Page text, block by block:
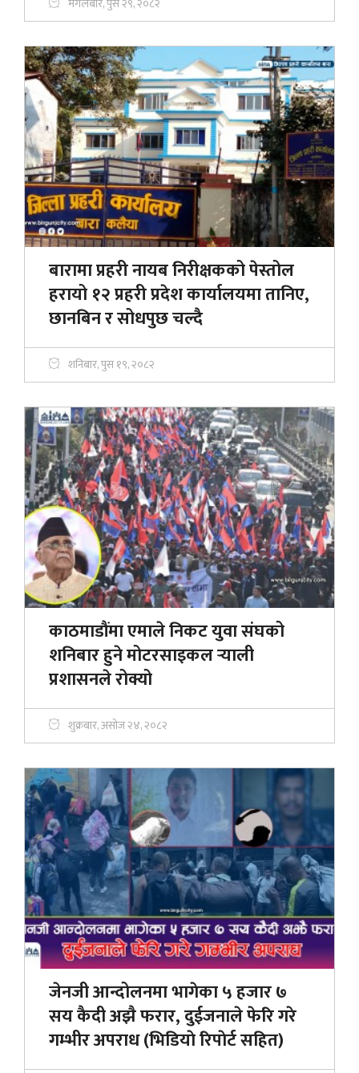
बारामा प्रहरी नायब निरीक्षकको पेस्तोल
हरायो १२ प्रहरी प्रदेश कार्यालयमा तानिए,
छानबिन र सोधपुछ चल्दै
शनिबार, पुस १९, २०८२
काठमाडौंमा एमाले निकट युवा संघको
शनिबार हुने मोटरसाइकल र्‍याली
प्रशासनले रोक्यो
शुक्रबार, असोज २४, २०८२
जेनजी आन्दोलनमा भागेका ५ हजार ७
सय कैदी अझै फरार, दुईजनाले फेरि गरे
गम्भीर अपराध (भिडियाे रिपाेर्ट सहित)